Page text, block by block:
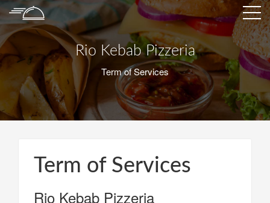
Rio Kebab Pizzeria
Term of Services
Term of Services
Rio Kebab Pizzeria